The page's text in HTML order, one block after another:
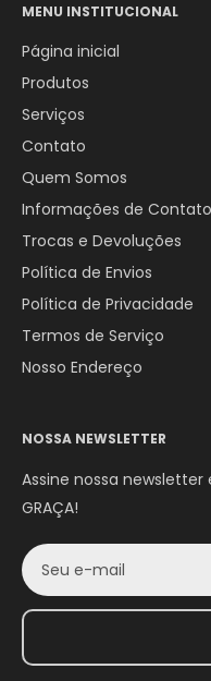
WhatsApp:+55 (12)
MENU INSTITUCIONAL
Página inicial
Produtos
Serviços
Contato
Quem Somos
Informações de Contato
Trocas e Devoluções
Política de Envios
Política de Privacidade
Termos de Serviço
Nosso Endereço
NOSSA NEWSLETTER
Assine nossa
GRAÇA!
Seu e-mail